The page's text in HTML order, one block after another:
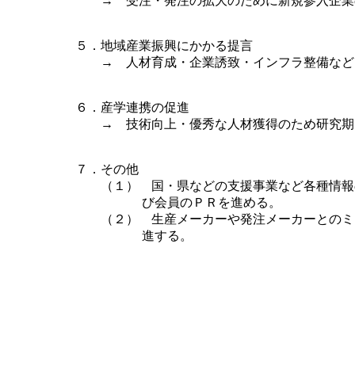
５．地域産業振興にかかる提言
→ 人材育成・企業誘致・インフラ整備などに
６．産学連携の促進
→ 技術向上・優秀な人材獲得のため研究期間
７．その他
（１） 国・県などの支援事業など各種情報の
び会員のＰＲを進める。
（２） 生産メーカーや発注メーカーとのミニ
進する。